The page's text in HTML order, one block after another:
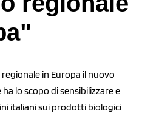
in Europa il nuovo
lo scopo di sensibilizzare e
italiani sui prodotti biologici